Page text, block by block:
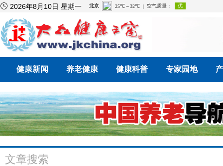
 2026年8月10日 星期一
健康新闻 养老健康 健康科普 专家园地
文章搜索